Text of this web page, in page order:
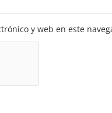
y web en este